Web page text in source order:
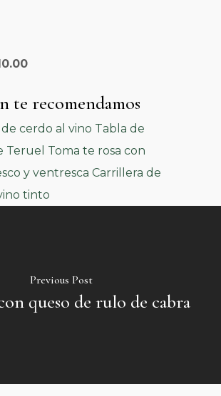
te recomendamos
cerdo al vino Tabla de
Teruel Toma te rosa con
y ventresca Carrillera de
tinto
Previous Post
queso de rulo de cabra